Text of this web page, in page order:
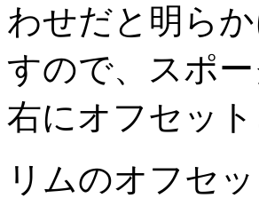
わせだと明ら
すので、スポ
右にオフセッ
リムのオフセ